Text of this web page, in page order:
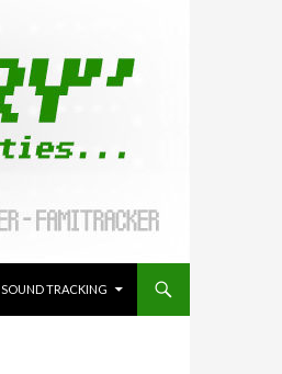
SOUND TRACKING